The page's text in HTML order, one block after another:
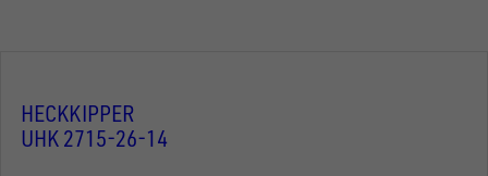
HECKKIPPER
UHK 2715-26-14